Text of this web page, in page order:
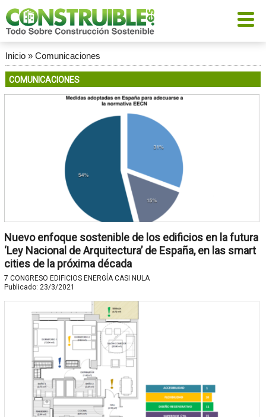
Inicio» Comunicaciones
COMUNICACIONES
Nuevo enfoque sostenible de los edificios en la futura
‘Ley Nacional de Arquitectura’ de España, en las smart
cities de la próxima década
7 CONGRESO EDIFICIOS ENERGÍA CASI NULA
Publicado: 23/3/2021